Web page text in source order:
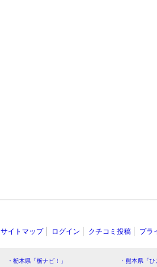
サイトマップ ログイン クチコミ投稿 プラ
・栃木県「栃ナビ！」 ・熊本県「